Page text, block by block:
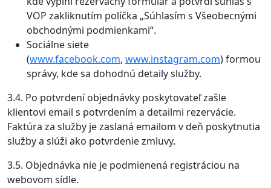
VOP zakliknutím políčka „Súhlasím s Všeobecnými
obchodnými podmienkami“.
Sociálne siete
(www.facebook.com, www.instagram.com) formou
správy, kde sa dohodnú detaily služby.
3.4. Po potvrdení objednávky poskytovateľ zašle
klientovi email s potvrdením a detailmi rezervácie.
Faktúra za služby je zaslaná emailom v deň poskytnutia
služby a slúži ako potvrdenie zmluvy.
3.5. Objednávka nie je podmienená registráciou na
webovom sídle.